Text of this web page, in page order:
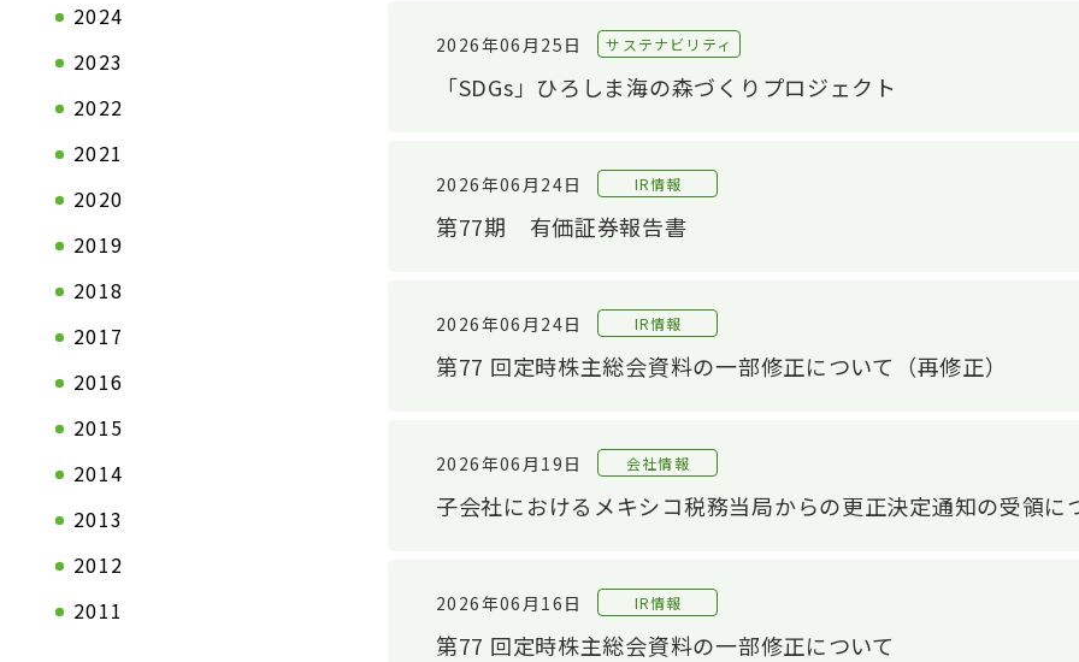
設計/開発技術
自動車シール技術
産業資材シール技術
材料/工法開発
音響評価技術
評価技術
モノづくり技術
配当・株主還元
2024
2023
2022
2021
2020
2019
2018
2017
2016
2015
2014
2013
2012
2011
2026年06月25日 サステナビリティ
「SDGs」ひろしま海の森づくりプロジェクト
2026年06月24日 IR情報
第77期 有価証券報告書
2026年06月24日 IR情報
第77 回定時株主総会資料の一部修正について（再修正）
2026年06月19日 会社情報
子会社におけるメキシコ税務当局からの更正決定通知の受領に
2026年06月16日 IR情報
第77 回定時株主総会資料の一部修正について